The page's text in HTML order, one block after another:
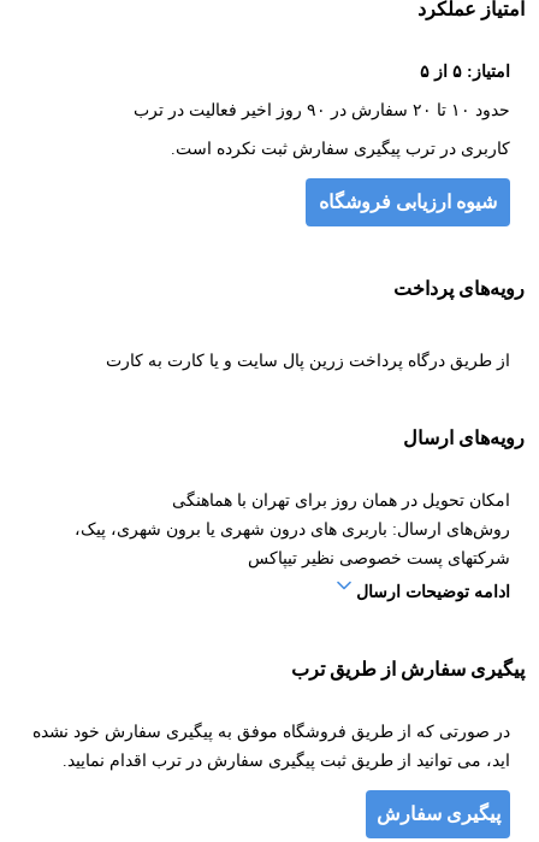
امتیاز عملکرد
امتیاز: ۵ از ۵
حدود ۱۰ تا ۲۰ سفارش در ۹۰ روز اخیر فعالیت در ترب
کاربری در ترب پیگیری سفارش ثبت نکرده است.
شیوه ارزیابی فروشگاه
رویه‌های پرداخت
از طریق درگاه پرداخت زرین پال سایت و یا کارت به کارت
رویه‌های ارسال
امکان تحویل در همان روز برای تهران با هماهنگی
روش‌های ارسال: باربری های درون شهری یا برون شهری، پیک،
شرکتهای پست خصوصی نظیر تیپاکس
ادامه توضیحات ارسال
پیگیری سفارش از طریق ترب
در صورتی که از طریق فروشگاه موفق به پیگیری سفارش خود نشده
اید، می توانید از طریق ثبت پیگیری سفارش در ترب اقدام نمایید.
پیگیری سفارش